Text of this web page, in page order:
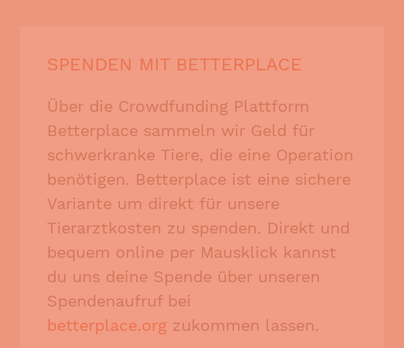
SPENDEN MIT BETTERPLACE
Über die Crowdfunding Plattform
Betterplace sammeln wir Geld für
schwerkranke Tiere, die eine Operation
benötigen. Betterplace ist eine sichere
Variante um direkt für unsere
Tierarztkosten zu spenden. Direkt und
bequem online per Mausklick kannst
du uns deine Spende über unseren
Spendenaufruf bei
betterplace.org zukommen lassen.